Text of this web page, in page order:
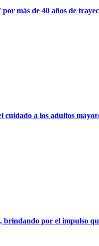
más de 40 años de
cuidado a los adultos
por el impulso